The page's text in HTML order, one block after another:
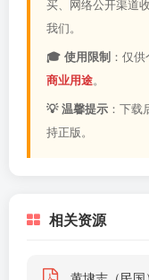
买、网络公开渠道
我们。
🎓 使用限制 ：仅
商业用途。
💡 温馨提示 ：下
持正版。
相关资源